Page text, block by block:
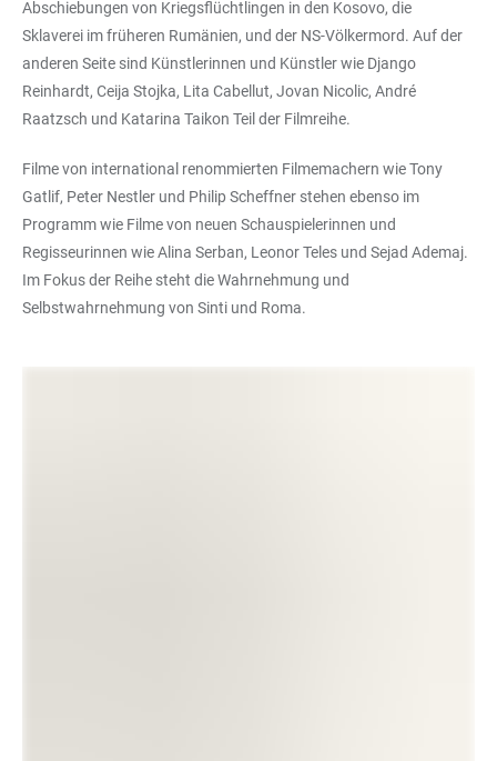
Abschiebungen von Kriegsflüchtlingen in den Kosovo, die
Sklaverei im früheren Rumänien, und der NS-Völkermord. Auf der
anderen Seite sind Künstlerinnen und Künstler wie Django
Reinhardt, Ceija Stojka, Lita Cabellut, Jovan Nicolic, André
Raatzsch und Katarina Taikon Teil der Filmreihe.
Filme von international renommierten Filmemachern wie Tony
Gatlif, Peter Nestler und Philip Scheffner stehen ebenso im
Programm wie Filme von neuen Schauspielerinnen und
Regisseurinnen wie Alina Serban, Leonor Teles und Sejad Ademaj.
Im Fokus der Reihe steht die Wahrnehmung und
Selbstwahrnehmung von Sinti und Roma.